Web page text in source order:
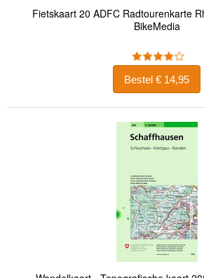
Fietskaart 20 ADFC Radtourenkarte
BikeMedia
Bestel € 14,95